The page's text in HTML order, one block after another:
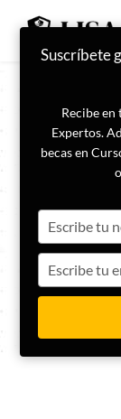
Suscríbete
Recibe
Expertos.
becas en
your
name
your
email